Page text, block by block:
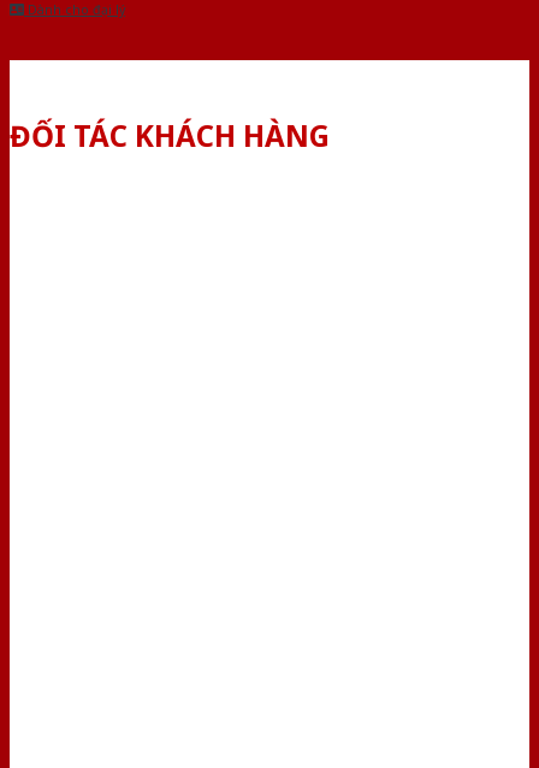
Dành cho đại lý
ĐỐI TÁC KHÁCH HÀNG